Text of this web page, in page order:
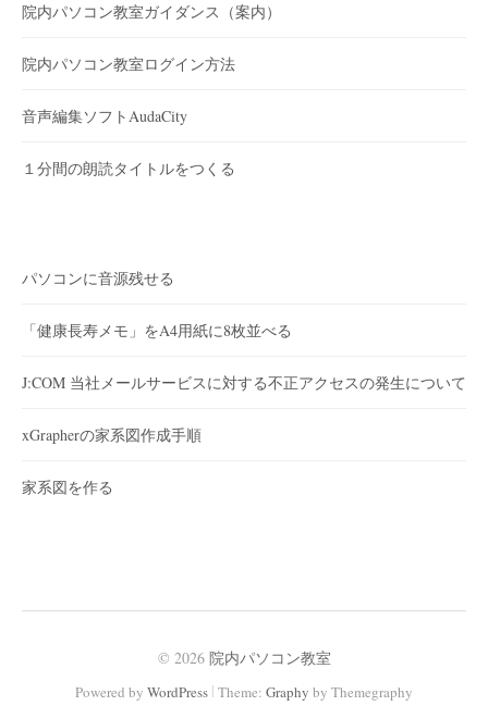
院内パソコン教室ガイダンス（案内）
院内パソコン教室ログイン方法
音声編集ソフトAudaCity
１分間の朗読タイトルをつくる
パソコンに音源残せる
「健康長寿メモ」をA4用紙に8枚並べる
J:COM 当社メールサービスに対する不正アクセスの発生について
xGrapherの家系図作成手順
家系図を作る
© 2026 院内パソコン教室
Powered by WordPress | Theme: Graphy by Themegraphy